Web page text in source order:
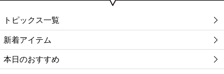
トピックス一覧
新着アイテム
本日のおすすめ